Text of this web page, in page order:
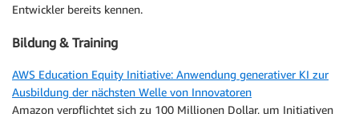
Entwickler bereits kennen.
Bildung & Training
AWS Education Equity Initiative: Anwendung generativer KI zur
Ausbildung der nächsten Welle von Innovatoren
Amazon verpflichtet sich zu 100 Millionen Dollar, um Initiativen